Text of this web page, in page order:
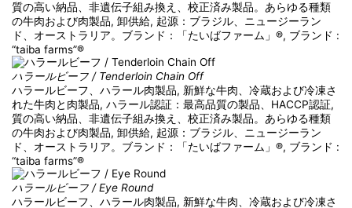
質の高い納品、非遺伝子組み換え、校正済み製品。あらゆる種類
の牛肉および肉製品, 卸供給, 起源：ブラジル、ニュージーラン
ド、オーストラリア。ブランド：「たいばファーム」®, ブランド :
“taiba farms”®
ハラールビーフ / Tenderloin Chain Off
ハラールビーフ、ハラール肉製品, 新鮮な牛肉、冷蔵および冷凍さ
れた牛肉と肉製品, ハラール認証：最高品質の製品、HACCP認証,
質の高い納品、非遺伝子組み換え、校正済み製品。あらゆる種類
の牛肉および肉製品, 卸供給, 起源：ブラジル、ニュージーラン
ド、オーストラリア。ブランド：「たいばファーム」®, ブランド :
“taiba farms”®
ハラールビーフ / Eye Round
ハラールビーフ、ハラール肉製品, 新鮮な牛肉、冷蔵および冷凍さ